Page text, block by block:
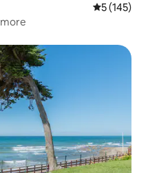
Prosječna
5 (145)
„Odabrali gosti”